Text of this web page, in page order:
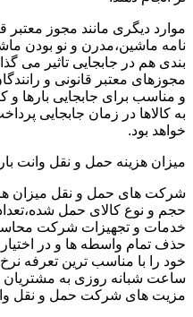
موارد دیگری مانند مجوز معتبر
نامه ماشین،مدرن و نو بودن
بندی هم در جابجایی تاثیر می
مجوزهای معتبر قانونی و
و مناسب برای جابجایی بارها
به کالاها در زمان جابجایی
خواهد بود.
میزان هزینه حمل و نقل وانت
شرکت های حمل و نقل میزان
حجم و نوع کالای حمل
خدمات و تجهیزات شرکت محاسبه
حذف تمام واسطه ها و در اختیار
ساعت شبانه روزی به مشتریان
مزیت های شرکت حمل و نقل